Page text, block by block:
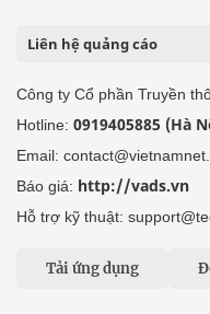
Liên hệ quảng cáo
Công ty Cổ phần Truyền
Hotline: 0919405885 (Hà
Email:
Báo giá: http://vads.vn
Hỗ trợ kỹ thuật:
Tải ứng dụng